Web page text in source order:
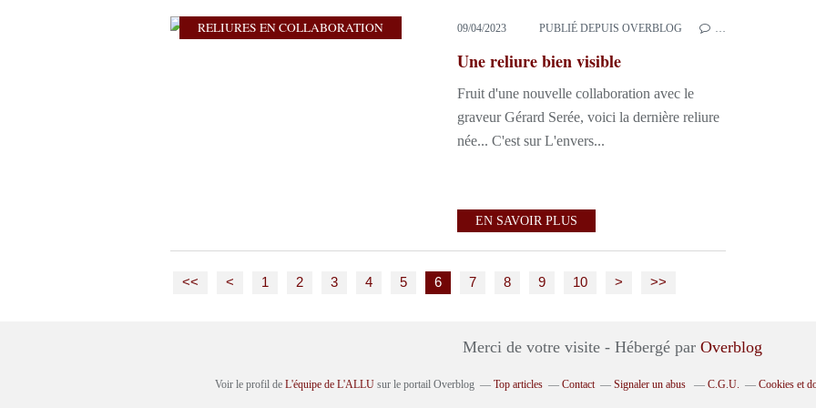
RELIURES EN COLLABORATION 09/04/2023 PUBLIÉ DEPUIS OVERBLOG …
Une reliure bien visible
Fruit d'une nouvelle collaboration avec le
graveur Gérard Serée, voici la dernière reliure
née... C'est sur L'envers...
EN SAVOIR PLUS
<< < 1 2 3 4 5 6 7 8 9 10 > >>
Merci de votre visite - Hébergé par Overblog
Voir le profil de L'équipe de L'ALLU sur le portail Overblog Top articles Contact Signaler un abus C.G.U. Cookies et